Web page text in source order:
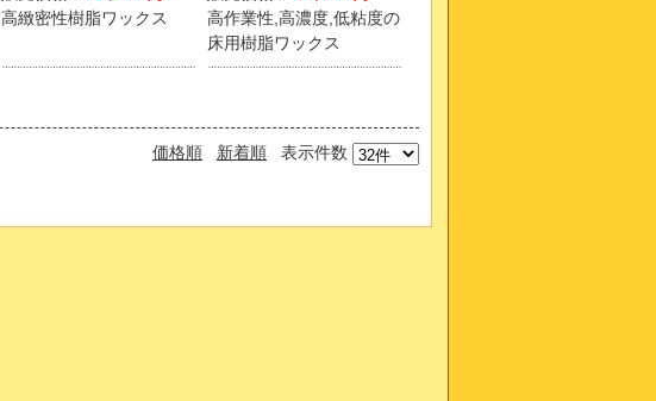
高緻密性樹脂ワックス
高作業性,高濃度,低粘度の
床用樹脂ワックス
価格順 新着順 表示件数